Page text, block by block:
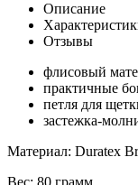
Описание
Отзывы
флисовый
практичные
петля для
застежка-
Материал: Duratex